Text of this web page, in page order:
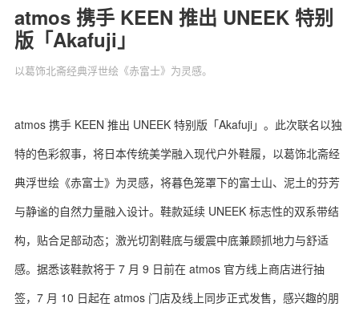
科 技
atmos 携手 KEEN 推出 UNEEK 特别
版「Akafuji」
以葛饰北斋经典浮世绘《赤富士》为灵感。
atmos 携手 KEEN 推出 UNEEK 特别版「Akafuji」。此次联名以独
特的色彩叙事，将日本传统美学融入现代户外鞋履，以葛饰北斋经
典浮世绘《赤富士》为灵感，将暮色笼罩下的富士山、泥土的芬芳
与静谧的自然力量融入设计。鞋款延续 UNEEK 标志性的双系带结
构，贴合足部动态；激光切割鞋底与缓震中底兼顾抓地力与舒适
感。据悉该鞋款将于 7 月 9 日前在 atmos 官方线上商店进行抽
签，7 月 10 日起在 atmos 门店及线上同步正式发售，感兴趣的朋